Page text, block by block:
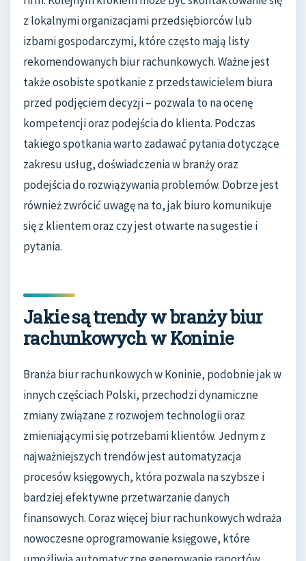
z lokalnymi organizacjami przedsiębiorców lub
izbami gospodarczymi, które często mają listy
rekomendowanych biur rachunkowych. Ważne jest
także osobiste spotkanie z przedstawicielem biura
przed podjęciem decyzji – pozwala to na ocenę
kompetencji oraz podejścia do klienta. Podczas
takiego spotkania warto zadawać pytania dotyczące
zakresu usług, doświadczenia w branży oraz
podejścia do rozwiązywania problemów. Dobrze jest
również zwrócić uwagę na to, jak biuro komunikuje
się z klientem oraz czy jest otwarte na sugestie i
pytania.
Jakie są trendy w branży biur
rachunkowych w Koninie
Branża biur rachunkowych w Koninie, podobnie jak w
innych częściach Polski, przechodzi dynamiczne
zmiany związane z rozwojem technologii oraz
zmieniającymi się potrzebami klientów. Jednym z
najważniejszych trendów jest automatyzacja
procesów księgowych, która pozwala na szybsze i
bardziej efektywne przetwarzanie danych
finansowych. Coraz więcej biur rachunkowych wdraża
nowoczesne oprogramowanie księgowe, które